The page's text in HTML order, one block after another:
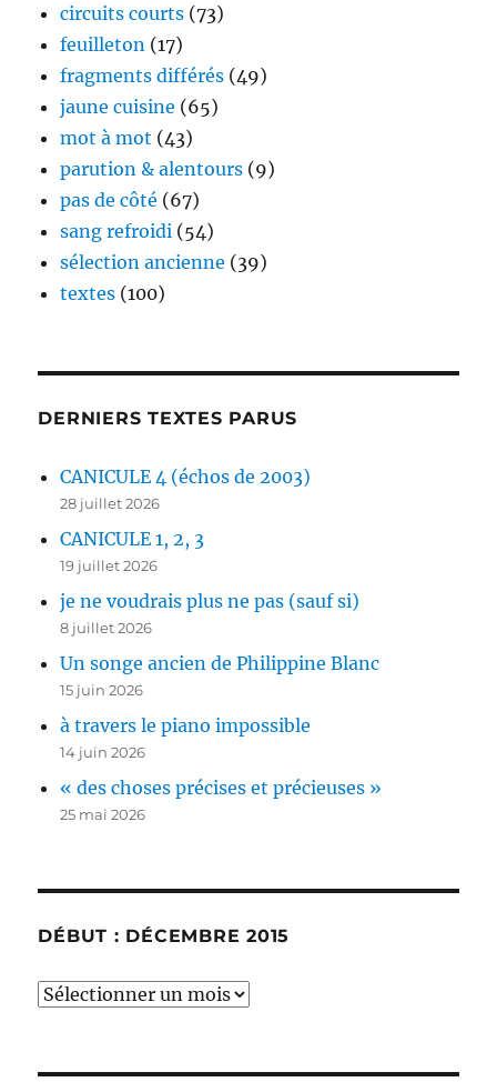
circuits courts (73)
feuilleton (17)
fragments différés (49)
jaune cuisine (65)
mot à mot (43)
parution & alentours (9)
pas de côté (67)
sang refroidi (54)
sélection ancienne (39)
textes (100)
DERNIERS TEXTES PARUS
CANICULE 4 (échos de 2003)
28 juillet 2026
CANICULE 1, 2, 3
19 juillet 2026
je ne voudrais plus ne pas (sauf si)
8 juillet 2026
Un songe ancien de Philippine Blanc
15 juin 2026
à travers le piano impossible
14 juin 2026
« des choses précises et précieuses »
25 mai 2026
DÉBUT : DÉCEMBRE 2015
début